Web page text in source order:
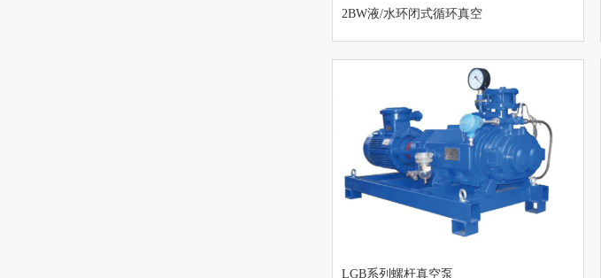
2BW液/水环闭式循环真空
LGB系列螺杆真空泵